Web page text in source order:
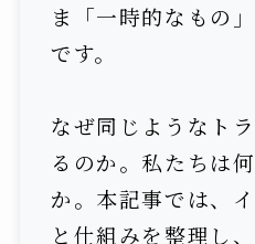
ま「一時的なもの
です。
なぜ同じようなト
るのか。私たちは
か。本記事では、
と仕組みを整理し